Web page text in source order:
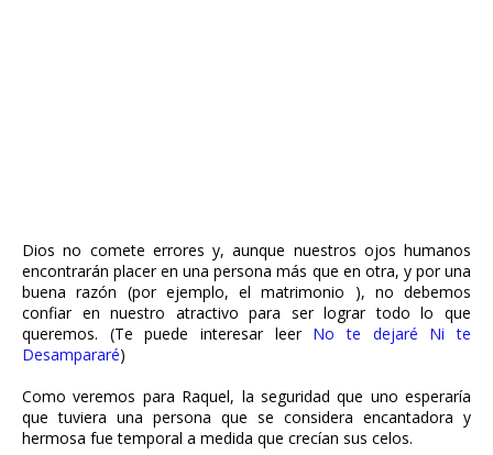
Dios no comete errores y, aunque nuestros ojos humanos
encontrarán placer en una persona más que en otra, y por una
buena razón (por ejemplo, el matrimonio ), no debemos
confiar en nuestro atractivo para ser lograr todo lo que
queremos. (Te puede interesar leer No te dejaré Ni te
Desampararé)
Como veremos para Raquel, la seguridad que uno esperaría
que tuviera una persona que se considera encantadora y
hermosa fue temporal a medida que crecían sus celos.